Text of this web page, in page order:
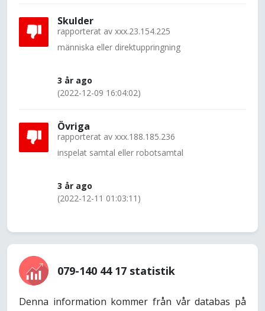
Skulder
rapporterat av xxx.23.154.225
människa eller direktuppringning
3 år ago
(2022-12-09 16:04:02)
Övriga
rapporterat av xxx.188.185.236
inspelat samtal eller robotsamtal
3 år ago
(2022-12-11 01:03:11)
079-140 44 17 statistik
Denna information kommer från vår databas på